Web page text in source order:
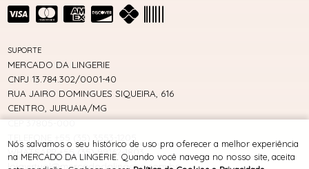
SUPORTE
MERCADO DA LINGERIE
CNPJ 13.784.302/0001-40
RUA JAIRO DOMINGUES SIQUEIRA, 616
CENTRO, JURUAIA/MG
CEP 37805-000
WHATSAPP +55 (35) 99162-1803
lojavirtual@mercadodalingerie.com.br
Nós salvamos o seu histórico de uso pra oferecer a melhor experiência
na MERCADO DA LINGERIE. Quando você navega no nosso site, aceita